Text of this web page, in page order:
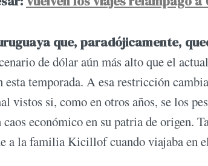
que, paradójicamente,
de dólar aún más alto que el
esta temporada. A esa restricción
vistos si, como en otros años, se los
caos económico en su patria de origen.
a la familia Kicillof cuando viajaba en